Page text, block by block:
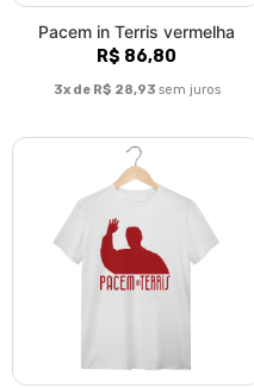
Pacem in Terris vermelha
R$ 86,80
3x de R$ 28,93 sem juros